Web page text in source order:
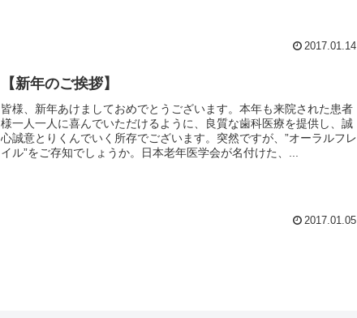
2017.01.14
【新年のご挨拶】
皆様、新年あけましておめでとうございます。本年も来院された患者
様一人一人に喜んでいただけるように、良質な歯科医療を提供し、誠
心誠意とりくんでいく所存でございます。突然ですが、”オーラルフレ
イル”をご存知でしょうか。日本老年医学会が名付けた、...
2017.01.05